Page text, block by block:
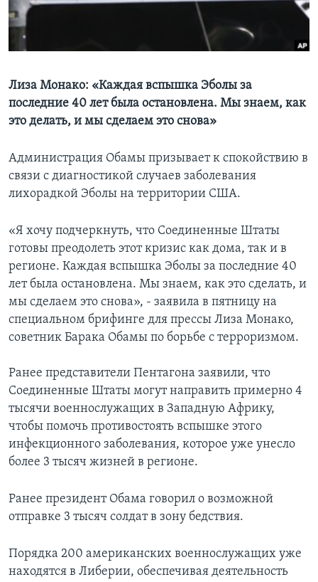
Learning English
Языки
Лиза Монако: «Каждая вспышка Эболы за
последние 40 лет была остановлена. Мы знаем, как
это делать, и мы сделаем это снова»
Администрация Обамы призывает к спокойствию в
связи с диагностикой случаев заболевания
лихорадкой Эболы на территории США.
«Я хочу подчеркнуть, что Соединенные Штаты
готовы преодолеть этот кризис как дома, так и в
регионе. Каждая вспышка Эболы за последние 40
лет была остановлена. Мы знаем, как это сделать, и
мы сделаем это снова», - заявила в пятницу на
специальном брифинге для прессы Лиза Монако,
советник Барака Обамы по борьбе с терроризмом.
Ранее представители Пентагона заявили, что
Соединенные Штаты могут направить примерно 4
тысячи военнослужащих в Западную Африку,
чтобы помочь противостоять вспышке этого
инфекционного заболевания, которое уже унесло
более 3 тысяч жизней в регионе.
Ранее президент Обама говорил о возможной
отправке 3 тысяч солдат в зону бедствия.
Порядка 200 американских военнослужащих уже
находятся в Либерии, обеспечивая деятельность